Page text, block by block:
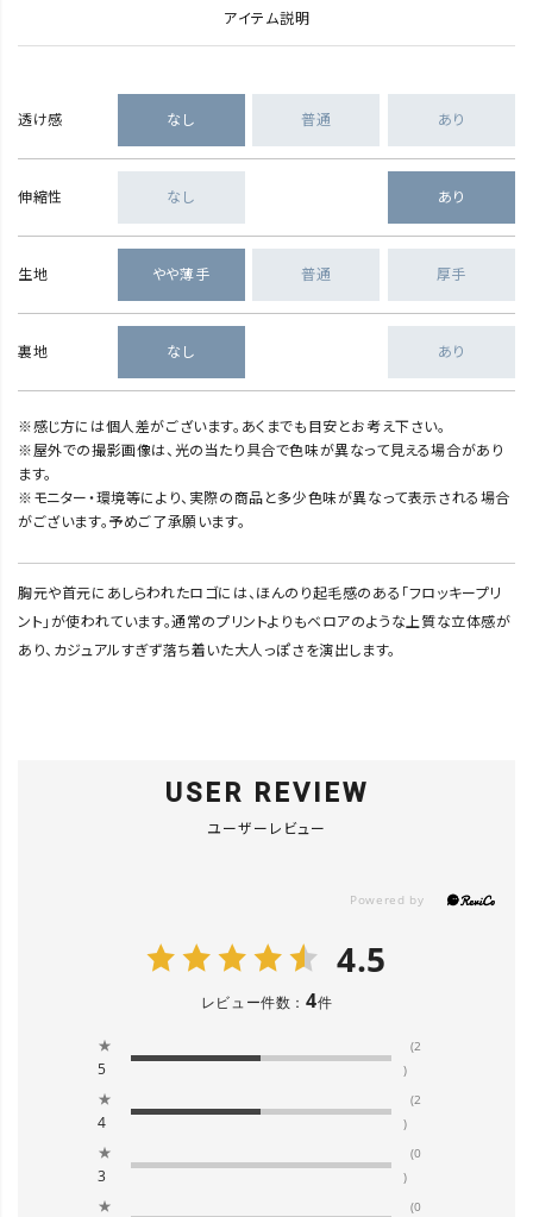
アイテム説明
透け感 なし 普通 あり
伸縮性 なし あり
生地 やや薄手 普通 厚手
裏地 なし あり
※感じ方には個人差がございます。あくまでも目安とお考え下さい。
※屋外での撮影画像は、光の当たり具合で色味が異なって見える場合があり
ます。
※モニター・環境等により、実際の商品と多少色味が異なって表示される場合
がございます。予めご了承願います。
胸元や首元にあしらわれたロゴには、ほんのり起毛感のある「フロッキープリ
ント」が使われています。通常のプリントよりもベロアのような上質な立体感が
あり、カジュアルすぎず落ち着いた大人っぽさを演出します。
USER REVIEW
ユーザーレビュー
4.5
レビュー件数： 4件
★
5
(2
)
★
4
(2
)
★
3
(0
)
★
(0